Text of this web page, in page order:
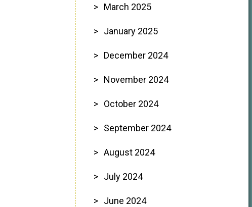
March 2025
January 2025
December 2024
November 2024
October 2024
September 2024
August 2024
July 2024
June 2024